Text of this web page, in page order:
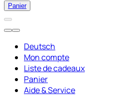
Panier
Deutsch
Mon compte
Liste de cadeaux
Panier
Aide & Service